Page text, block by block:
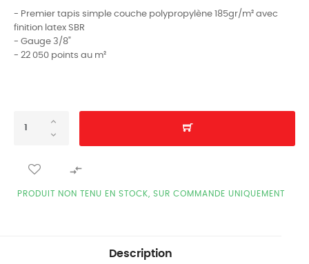
- Premier tapis simple couche polypropylène 185gr/m² avec
finition latex SBR
- Gauge 3/8"
- 22 050 points au m²

PRODUIT NON TENU EN STOCK, SUR COMMANDE UNIQUEMENT
Description